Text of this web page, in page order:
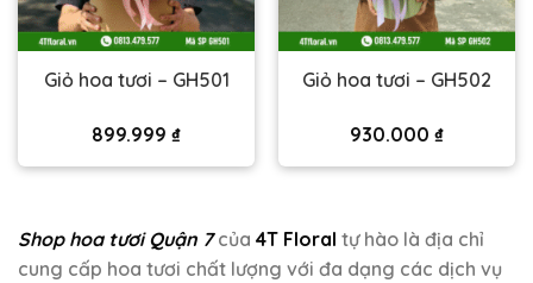
Giỏ hoa tươi – GH501
899.999 ₫
Giỏ hoa tươi – GH502
930.000 ₫
Shop hoa tươi Quận 7của 4T Floral tự hào là địa chỉ
cung cấp hoa tươi chất lượng với đa dạng các dịch vụ